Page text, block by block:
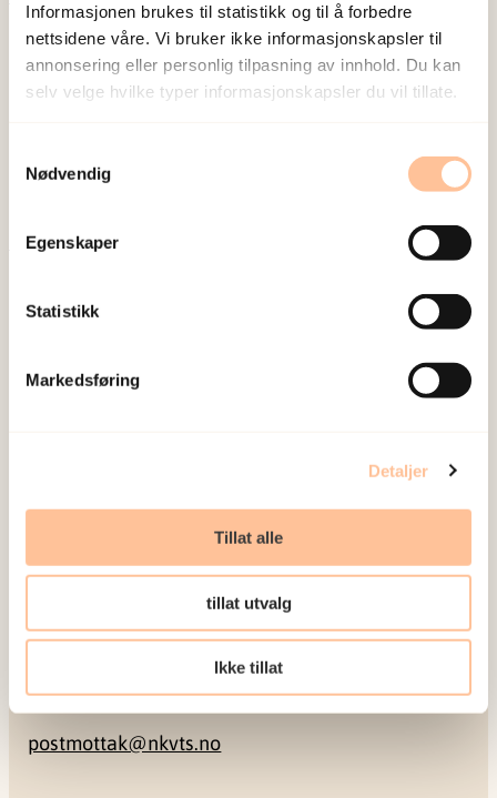
Informasjonen brukes til statistikk og til å forbedre
nettsidene våre. Vi bruker ikke informasjonskapsler til
annonsering eller personlig tilpasning av innhold. Du kan
selv velge hvilke typer informasjonskapsler du vil tillate.
Nødvendig
Egenskaper
Statistikk
Markedsføring
Detaljer
Tillat alle
tillat utvalg
Ikke tillat
Om oss
Ansatte
Ledige stillinger
Postadresse
0409 Oslo
Kontakt
22 59 55 00
postmottak@nkvts.no